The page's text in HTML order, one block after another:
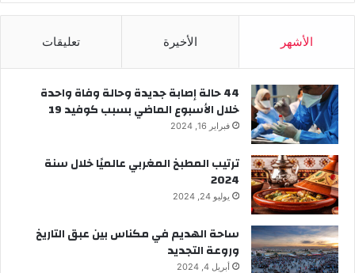
الأشهر الأخيرة تعليقات
44 حالة إصابة جديدة وحالة وفاة واحدة
خلال الأسبوع الماضي بسبب كوفيد 19
فبراير 16, 2024
ترتيب المطبخ المغربي عالميًا خلال سنة
2024
يوليو 24, 2024
ساحة الهديم في مكناس بين عبق التاريخ
وروعة التجديد
أبريل 4, 2024